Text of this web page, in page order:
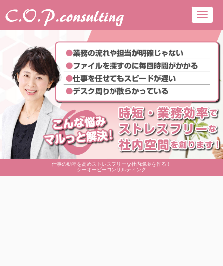
仕事の効率を高めストレスフリーな社内環境を作る！
シーオーピーコンサルティング